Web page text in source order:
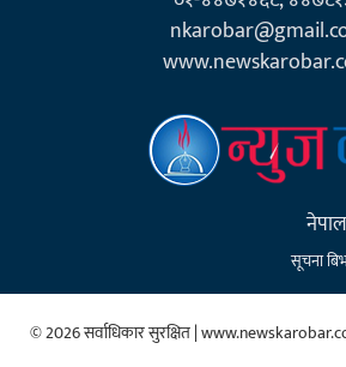
सूचना
© 2026 सर्वाधिकार सुरक्षित |